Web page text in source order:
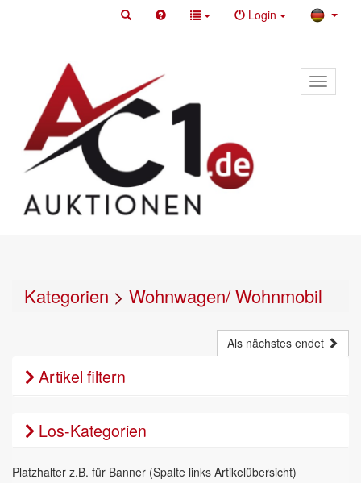
Login
Toggle
primary
Kategorien > Wohnwagen/ Wohnmobil
Als nächstes endet
Artikel filtern
Los-Kategorien
Platzhalter z.B. für Banner (Spalte links Artikelübersicht)